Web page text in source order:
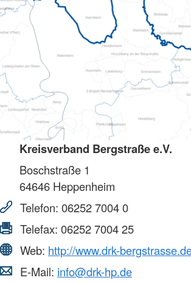
Kreisverband Bergstraße e.V.
Boschstraße 1
64646 Heppenheim
Telefon: 06252 7004 0
Telefax: 06252 7004 25
Web: http://www.drk-
E-Mail: info@drk-hp.de